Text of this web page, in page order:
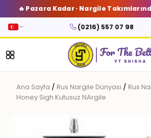
🔥 Pazara Kadar · Nargile
(0216) 557 07 98
Ana Sayfa / Rus Nargile Dünyası / Rus
Honey Sigh Kutusuz NArgile